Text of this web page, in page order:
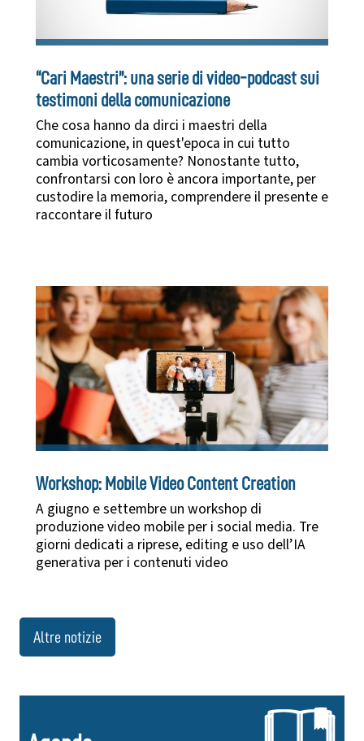
“Cari Maestri”: una serie di video-podcast sui
testimoni della comunicazione
Che cosa hanno da dirci i maestri della
comunicazione, in quest'epoca in cui tutto
cambia vorticosamente? Nonostante tutto,
confrontarsi con loro è ancora importante, per
custodire la memoria, comprendere il presente e
raccontare il futuro
Workshop: Mobile Video Content Creation
A giugno e settembre un workshop di
produzione video mobile per i social media. Tre
giorni dedicati a riprese, editing e uso dell’IA
generativa per i contenuti video
Altre notizie